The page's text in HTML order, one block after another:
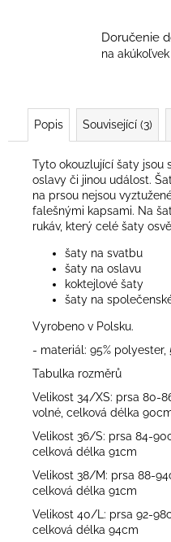
Doručenie
na
Popis Související (3)
Tyto okouzlující šaty jsou
oslavy či jinou událost.
na prsou nejsou
falešnými kapsami. Na
rukáv, který celé šaty
šaty na svatbu
šaty na oslavu
koktejlové šaty
šaty na
Vyrobeno v Polsku.
- materiál: 95% polyester,
Tabulka rozměrů
Velikost 34/XS: prsa 80-
volné, celková délka
Velikost 36/S: prsa 84-
celková délka 91cm
Velikost 38/M: prsa 88-
celková délka 91cm
Velikost 40/L: prsa 92-
celková délka 94cm